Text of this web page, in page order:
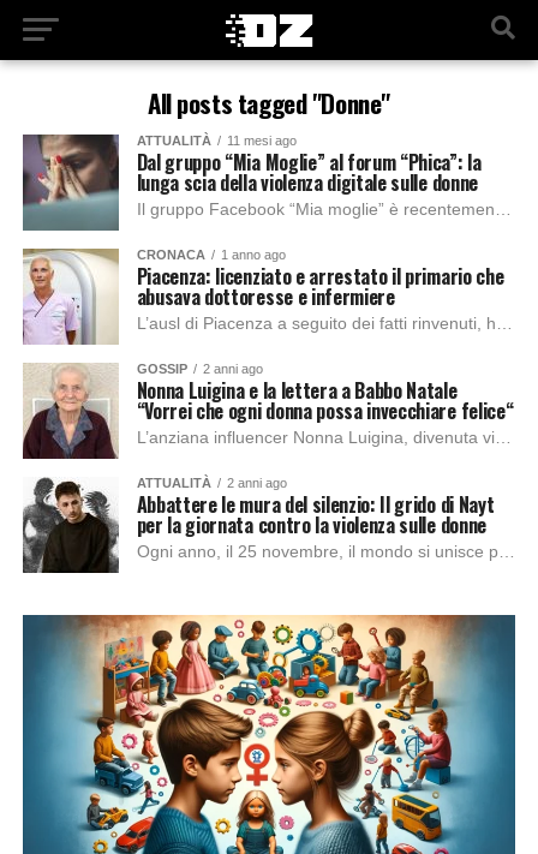
All posts tagged "Donne"
ATTUALITÀ 11 mesi ago
Dal gruppo “Mia Moglie” al forum “Phica”: la
lunga scia della violenza digitale sulle donne
CRONACA 1 anno ago
Piacenza: licenziato e arrestato il primario che
abusava dottoresse e infermiere
GOSSIP 2 anni ago
Nonna Luigina e la lettera a Babbo Natale
“Vorrei che ogni donna possa invecchiare felice“
ATTUALITÀ 2 anni ago
Abbattere le mura del silenzio: Il grido di Nayt
per la giornata contro la violenza sulle donne